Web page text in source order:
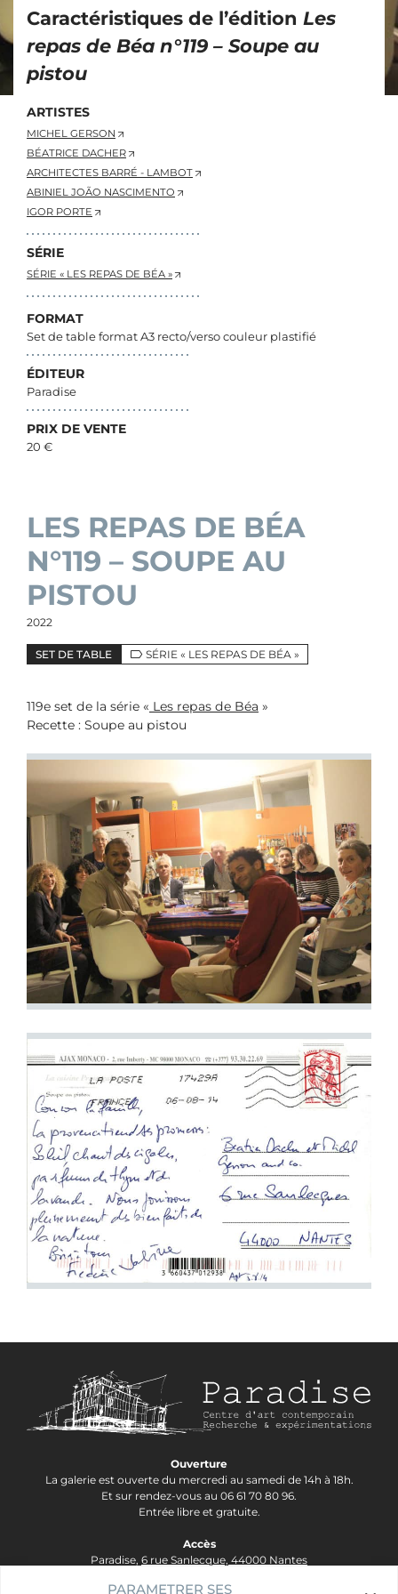
PARAMETRER SES
Caractéristiques de l’édition Les
repas de Béa n°119 – Soupe au
pistou
ARTISTES
MICHEL GERSON
BÉATRICE DACHER
ARCHITECTES BARRÉ - LAMBOT
ABINIEL JOÃO NASCIMENTO
IGOR PORTE
SÉRIE
SÉRIE « LES REPAS DE BÉA »
FORMAT
Set de table format A3 recto/verso couleur plastifié
ÉDITEUR
Paradise
PRIX DE VENTE
20 €
LES REPAS DE BÉA
N°119 – SOUPE AU
PISTOU
2022
SET DE TABLE SÉRIE « LES REPAS DE BÉA »
119e set de la série « Les repas de Béa »
Recette : Soupe au pistou
Ouverture
La galerie est ouverte du mercredi au samedi de 14h à 18h.
Et sur rendez-vous au 06 61 70 80 96.
Entrée libre et gratuite.
Accès
Paradise, 6 rue Sanlecque, 44000 Nantes